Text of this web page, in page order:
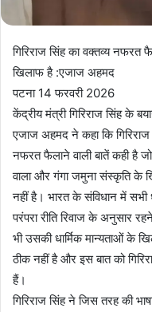
गिरिराज सिंह का वक्तव्य
खिलाफ ‌है :एजाज अहमद
पटना 14 फरवरी 2026
केंद्रीय मंत्री गिरिराज सिंह के
एजाज अहमद ने कहा कि
नफरत फैलाने वाली बातें कही है
वाला और गंगा जमुना संस्कृति के
नहीं है। भारत के संविधान में सभी
परंपरा रीति रिवाज के अनुसार
भी उसकी धार्मिक मान्यताओं के
ठीक नहीं है और इस बात को
हैं।
गिरिराज सिंह ने जिस तरह की